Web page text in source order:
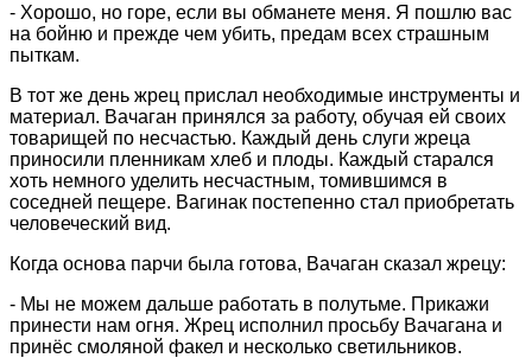
- Хорошо, но горе, если вы обманете меня. Я пошлю вас
на бойню и прежде чем убить, предам всех страшным
пыткам.
В тот же день жрец прислал необходимые инструменты и
материал. Вачаган принялся за работу, обучая ей своих
товарищей по несчастью. Каждый день слуги жреца
приносили пленникам хлеб и плоды. Каждый старался
хоть немного уделить несчастным, томившимся в
соседней пещере. Вагинак постепенно стал приобретать
человеческий вид.
Когда основа парчи была готова, Вачаган сказал жрецу:
- Мы не можем дальше работать в полутьме. Прикажи
принести нам огня. Жрец исполнил просьбу Вачагана и
принёс смоляной факел и несколько светильников.